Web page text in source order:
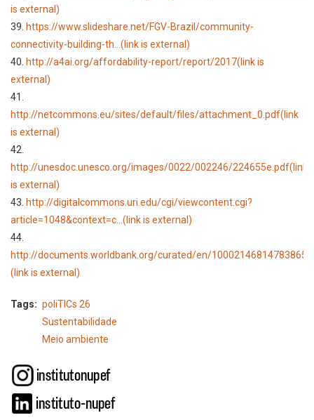
is external)
39. https://www.slideshare.net/FGV-Brazil/community-
connectivity-building-th... (link is external)
40. http://a4ai.org/affordability-report/report/2017(link is
external)
41.
http://netcommons.eu/sites/default/files/attachment_0.pdf(link
is external)
42.
http://unesdoc.unesco.org/images/0022/002246/224655e.pdf(link
is external)
43. http://digitalcommons.uri.edu/cgi/viewcontent.cgi?
article=1048&context=c... (link is external)
44.
http://documents.worldbank.org/curated/en/
(link is external)
Tags
poliTICs 26
Sustentabilidade
Meio ambiente